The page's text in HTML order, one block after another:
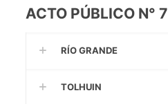
ACTO PÚBLICO N° 7
RÍO GRANDE
TOLHUIN